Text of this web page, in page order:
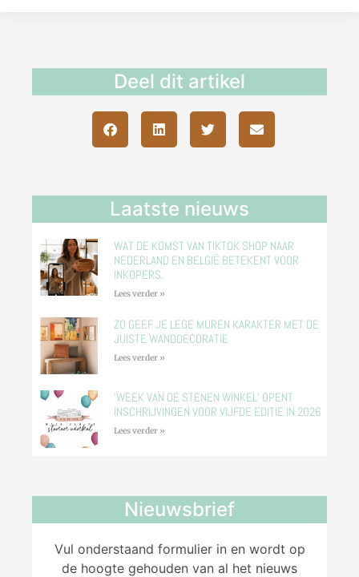
Deel dit artikel
Laatste nieuws
WAT DE KOMST VAN TIKTOK SHOP NAAR
NEDERLAND EN BELGIË BETEKENT VOOR
INKOPERS.
Lees verder »
ZO GEEF JE LEGE MUREN KARAKTER MET DE
JUISTE WANDDECORATIE
Lees verder »
‘WEEK VAN DE STENEN WINKEL’ OPENT
INSCHRIJVINGEN VOOR VIJFDE EDITIE IN 2026
Lees verder »
Nieuwsbrief
Vul onderstaand formulier in en wordt op
de hoogte gehouden van al het nieuws